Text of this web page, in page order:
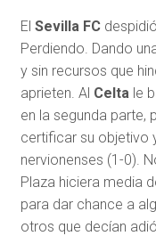
El Sevilla FC
Perdiendo. Dando
y sin recursos que
aprieten. Al Celta le
en la segunda parte,
certificar su objetivo
nervionenses (1-0).
Plaza hiciera media
para dar chance a
otros que decían